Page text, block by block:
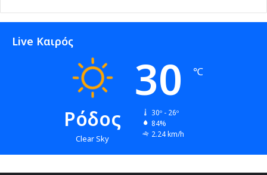
Live Καιρός
Ρόδος
Clear Sky
30 ℃
30º - 26º
84%
2.24 km/h